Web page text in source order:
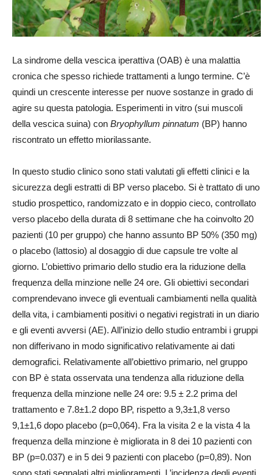
La sindrome della vescica iperattiva (OAB) è una malattia
cronica che spesso richiede trattamenti a lungo termine. C’è
quindi un crescente interesse per nuove sostanze in grado di
agire su questa patologia. Esperimenti in vitro (sui muscoli
della vescica suina) con Bryophyllum pinnatum (BP) hanno
riscontrato un effetto miorilassante.
In questo studio clinico sono stati valutati gli effetti clinici e la
sicurezza degli estratti di BP verso placebo. Si è trattato di uno
studio prospettico, randomizzato e in doppio cieco, controllato
verso placebo della durata di 8 settimane che ha coinvolto 20
pazienti (10 per gruppo) che hanno assunto BP 50% (350 mg)
o placebo (lattosio) al dosaggio di due capsule tre volte al
giorno. L’obiettivo primario dello studio era la riduzione della
frequenza della minzione nelle 24 ore. Gli obiettivi secondari
comprendevano invece gli eventuali cambiamenti nella qualità
della vita, i cambiamenti positivi o negativi registrati in un diario
e gli eventi avversi (AE). All’inizio dello studio entrambi i gruppi
non differivano in modo significativo relativamente ai dati
demografici. Relativamente all’obiettivo primario, nel gruppo
con BP è stata osservata una tendenza alla riduzione della
frequenza della minzione nelle 24 ore: 9.5 ± 2.2 prima del
trattamento e 7.8±1.2 dopo BP, rispetto a 9,3±1,8 verso
9,1±1,6 dopo placebo (p=0,064). Fra la visita 2 e la vista 4 la
frequenza della minzione è migliorata in 8 dei 10 pazienti con
BP (p=0.037) e in 5 dei 9 pazienti con placebo (p=0,89). Non
sono stati segnalati altri miglioramenti. L’incidenza degli eventi